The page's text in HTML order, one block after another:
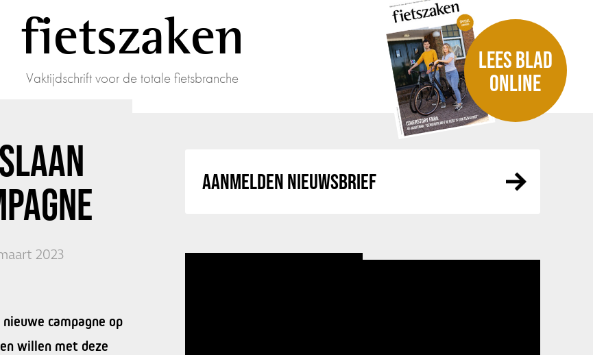
fietszaken
Vaktijdschrift voor de totale fietsbranche
LEES BLAD
ONLINE
2023
campagne op
willen met deze
AANMELDEN NIEUWSBRIEF